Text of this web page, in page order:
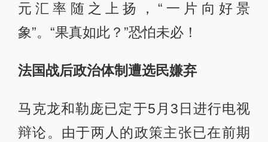
元汇率随之上扬，“一片向好景
象”。“果真如此？”恐怕未必！
法国战后政治体制遭选民嫌弃
马克龙和勒庞已定于5月3日进行电视
辩论。由于两人的政策主张已在前期